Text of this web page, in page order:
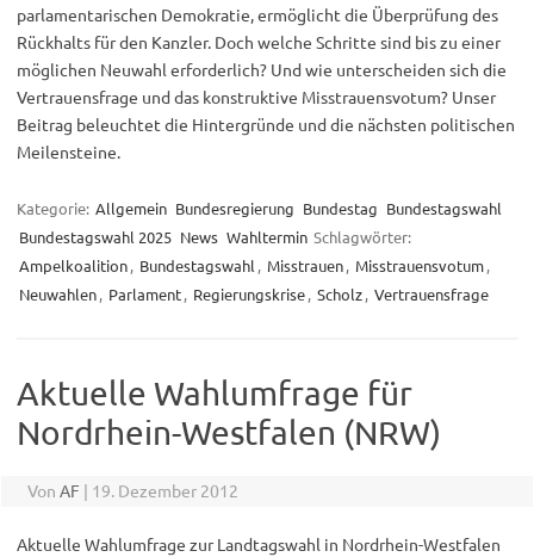
parlamentarischen Demokratie, ermöglicht die Überprüfung des
Rückhalts für den Kanzler. Doch welche Schritte sind bis zu einer
möglichen Neuwahl erforderlich? Und wie unterscheiden sich die
Vertrauensfrage und das konstruktive Misstrauensvotum? Unser
Beitrag beleuchtet die Hintergründe und die nächsten politischen
Meilensteine.
Kategorie: Allgemein Bundesregierung Bundestag Bundestagswahl
Bundestagswahl 2025 News Wahltermin Schlagwörter:
Ampelkoalition, Bundestagswahl , Misstrauen, Misstrauensvotum,
Neuwahlen, Parlament, Regierungskrise, Scholz, Vertrauensfrage
Aktuelle Wahlumfrage für
Nordrhein-Westfalen (NRW)
Von AF | 19. Dezember 2012
Aktuelle Wahlumfrage zur Landtagswahl in Nordrhein-Westfalen